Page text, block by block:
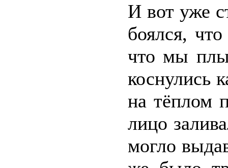
И вот уже
боялся,
что мы
коснулись
на тёплом
лицо
могло